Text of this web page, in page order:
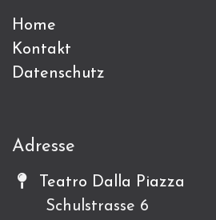
Home
Kontakt
Datenschutz
Adresse
Teatro Dalla Piazza
Schulstrasse 6